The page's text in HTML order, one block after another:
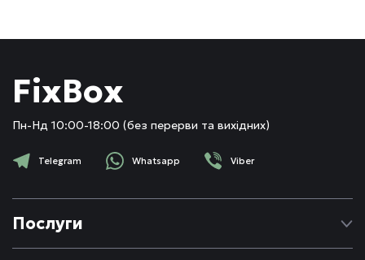
FixBox
Пн-Нд 10:00-18:00 (без перерви та вихідних)
Telegram Whatsapp Viber
Послуги